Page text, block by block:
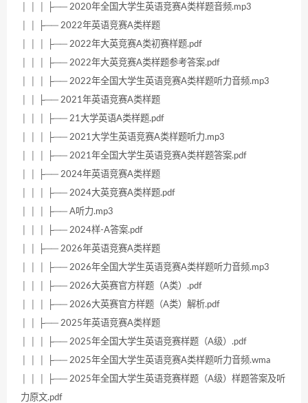
│ │ │ ├── 2020年全国大学生英语竞赛A类样题音频.mp3
│ │ ├── 2022年英语竞赛A类样题
│ │ │ ├── 2022年大英竞赛A类初赛样题.pdf
│ │ │ ├── 2022年大英竞赛A类样题参考答案.pdf
│ │ │ ├── 2022年全国大学生英语竞赛A类样题听力音频.mp3
│ │ ├── 2021年英语竞赛A类样题
│ │ │ ├── 21大学英语A类样题.pdf
│ │ │ ├── 2021大学生英语竞赛A类样题听力.mp3
│ │ │ ├── 2021年全国大学生英语竞赛A类样题答案.pdf
│ │ ├── 2024年英语竞赛A类样题
│ │ │ ├── 2024大英竞赛A类样题.pdf
│ │ │ ├── A听力.mp3
│ │ │ ├── 2024样-A答案.pdf
│ │ ├── 2026年英语竞赛A类样题
│ │ │ ├── 2026年全国大学生英语竞赛A类样题听力音频.mp3
│ │ │ ├── 2026大英赛官方样题（A类）.pdf
│ │ │ ├── 2026大英赛官方样题（A类）解析.pdf
│ │ ├── 2025年英语竞赛A类样题
│ │ │ ├── 2025年全国大学生英语竞赛样题（A级）.pdf
│ │ │ ├── 2025年全国大学生英语竞赛A类样题听力音频.wma
│ │ │ ├── 2025年全国大学生英语竞赛样题（A级）样题答案及听
力原文.pdf